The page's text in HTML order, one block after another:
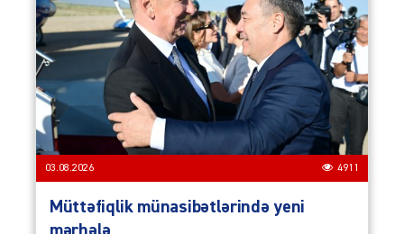
03.08.2026 4911
Müttəfiqlik münasibətlərində yeni
mərhələ